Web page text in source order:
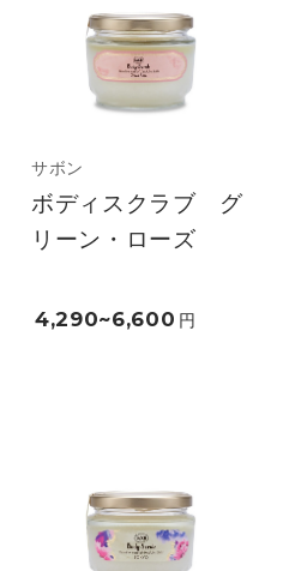
サボン
ボディスクラブ グ
リーン・ローズ
4,290~6,600 円